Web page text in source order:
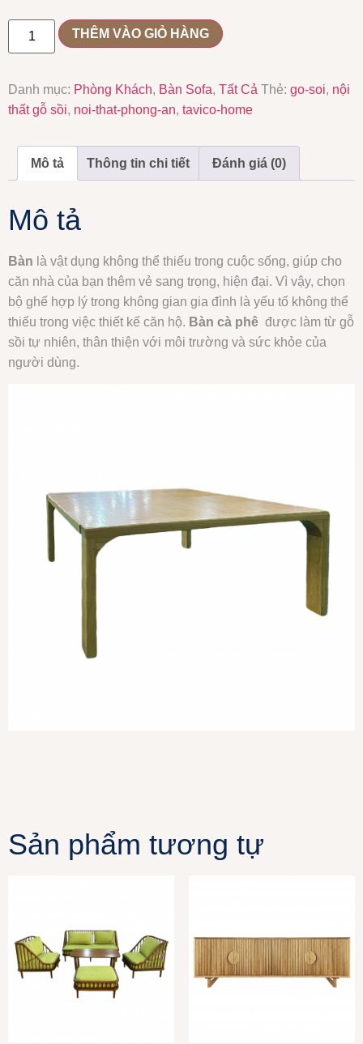
THÊM VÀO GIỎ HÀNG
Danh mục: Phòng Khách, Bàn Sofa, Tất Cả Thẻ: go-soi, nội
thất gỗ sồi, noi-that-phong-an, tavico-home
Mô tả Thông tin chi tiết Đánh giá (0)
Mô tả
Bàn là vật dụng không thể thiếu trong cuộc sống, giúp cho
căn nhà của bạn thêm vẻ sang trọng, hiện đại. Vì vậy, chọn
bộ ghế hợp lý trong không gian gia đình là yếu tố không thể
thiếu trong việc thiết kế căn hộ. Bàn cà phê được làm từ gỗ
sồi tự nhiên, thân thiện với môi trường và sức khỏe của
người dùng.
Sản phẩm tương tự